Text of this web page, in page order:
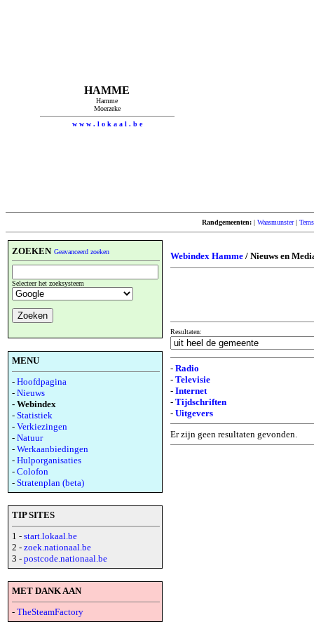
HAMME
Hamme
Moerzeke
w w w . l o k a a l . b e
Randgemeenten: | Waasmunster|
ZOEKEN Geavanceerd zoeken
Selecteer het zoeksysteem
MENU
- Hoofdpagina
- Nieuws
- Webindex
- Statistiek
- Verkiezingen
- Natuur
- Werkaanbiedingen
- Hulporganisaties
- Colofon
- Stratenplan (beta)
TIP SITES
1 - start.lokaal.be
2 - zoek.nationaal.be
3 - postcode.nationaal.be
MET DANK AAN
- TheSteamFactory
Webindex Hamme / Nieuws en
Resultaten:
- Radio
- Televisie
- Internet
- Tijdschriften
- Uitgevers
Er zijn geen resultaten gevonden.